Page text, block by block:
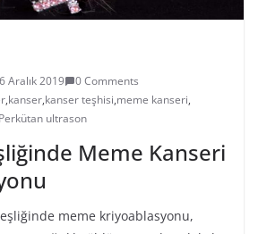
Aralık 2019
0 Comments
,kanser,kanser teşhisi,meme kanseri,
Perkütan ultrason
Meme Kanseri
meme kriyoablasyonu,